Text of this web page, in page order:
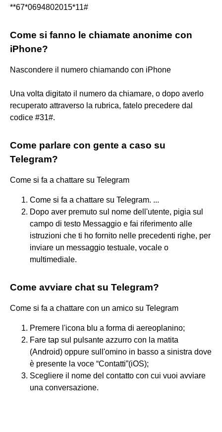
**67*0694802015*11#
Come si fanno le chiamate anonime con
iPhone?
Nascondere il numero chiamando con iPhone
Una volta digitato il numero da chiamare, o dopo averlo
recuperato attraverso la rubrica, fatelo precedere dal
codice #31#.
Come parlare con gente a caso su
Telegram?
Come si fa a chattare su Telegram
Come si fa a chattare su Telegram. ...
Dopo aver premuto sul nome dell'utente, pigia sul
campo di testo Messaggio e fai riferimento alle
istruzioni che ti ho fornito nelle precedenti righe, per
inviare un messaggio testuale, vocale o
multimediale.
Come avviare chat su Telegram?
Come si fa a chattare con un amico su Telegram
Premere l'icona blu a forma di aereoplanino;
Fare tap sul pulsante azzurro con la matita
(Android) oppure sull'omino in basso a sinistra dove
è presente la voce “Contatti”(iOS);
Scegliere il nome del contatto con cui vuoi avviare
una conversazione.